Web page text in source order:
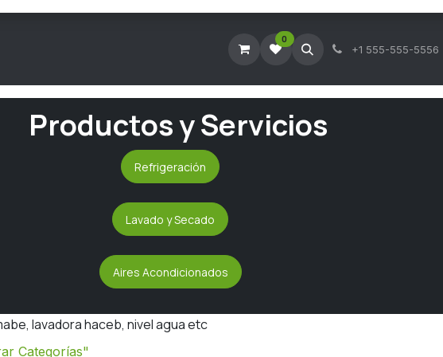
Agendar Visita Técnica Consultar Tickets Activos
0
+1 555-555-5556
Productos y Servicios
Refrigeración
Lavado y Secado
Aires Acondicionados
lavadora haceb, nivel agua etc
Categorías"